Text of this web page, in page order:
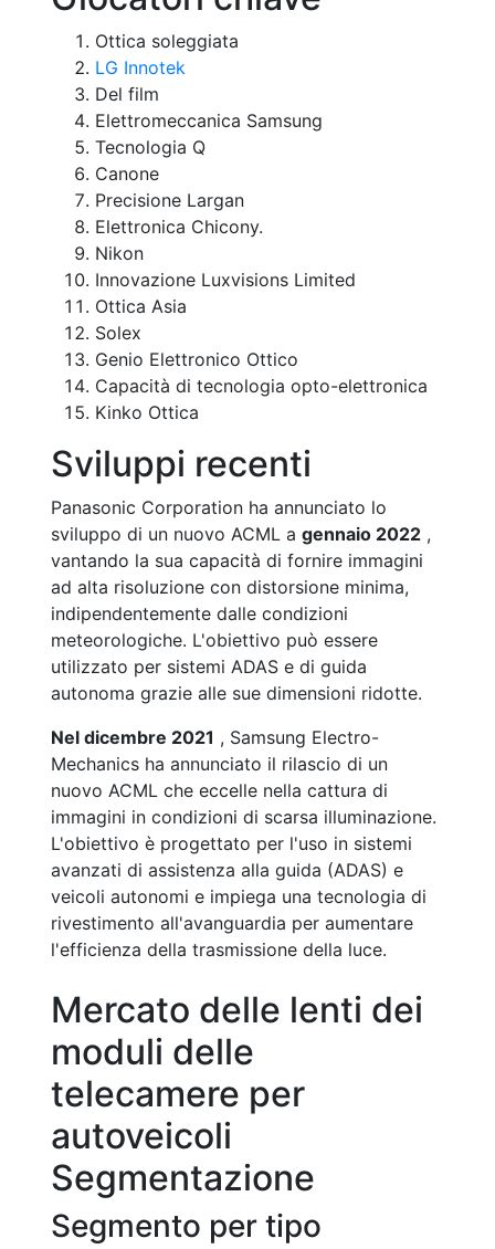
Ottica soleggiata
LG Innotek
Del film
Elettromeccanica Samsung
Tecnologia Q
Canone
Precisione Largan
Elettronica Chicony.
Nikon
Innovazione Luxvisions Limited
Ottica Asia
Solex
Genio Elettronico Ottico
Capacità di tecnologia opto-elettronica
Kinko Ottica
Sviluppi recenti
Panasonic Corporation ha annunciato lo
sviluppo di un nuovo ACML a gennaio 2022 ,
vantando la sua capacità di fornire immagini
ad alta risoluzione con distorsione minima,
indipendentemente dalle condizioni
meteorologiche. L'obiettivo può essere
utilizzato per sistemi ADAS e di guida
autonoma grazie alle sue dimensioni ridotte.
Nel dicembre 2021 , Samsung Electro-
Mechanics ha annunciato il rilascio di un
nuovo ACML che eccelle nella cattura di
immagini in condizioni di scarsa illuminazione.
L'obiettivo è progettato per l'uso in sistemi
avanzati di assistenza alla guida (ADAS) e
veicoli autonomi e impiega una tecnologia di
rivestimento all'avanguardia per aumentare
l'efficienza della trasmissione della luce.
Mercato delle lenti dei
moduli delle
telecamere per
autoveicoli
Segmentazione
Segmento per tipo